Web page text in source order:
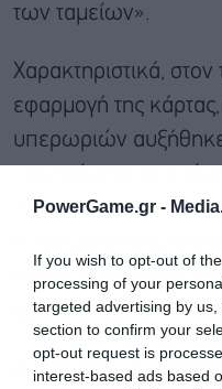
PowerGame.gr -
If you wish to opt-out of
processing of your
targeted advertising by
section to confirm your
opt-out request is
interest-based ads based
των ταμείων».
Χαρακτηριστικά, στον
εφαρμογή της
υπερωριών
κλάδους, όπως το
συνολικά περίπου
εργαζόμενους.
Αναφορικά με